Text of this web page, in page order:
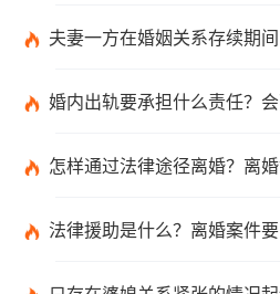
夫妻一方在婚姻关系存续期间以个人名义超出家庭日常生活需要所负的债务
婚内出轨要承担什么责任？会面临
怎样通过法律途径离婚？离婚协议
法律援助是什么？离婚案件要申请法律援助